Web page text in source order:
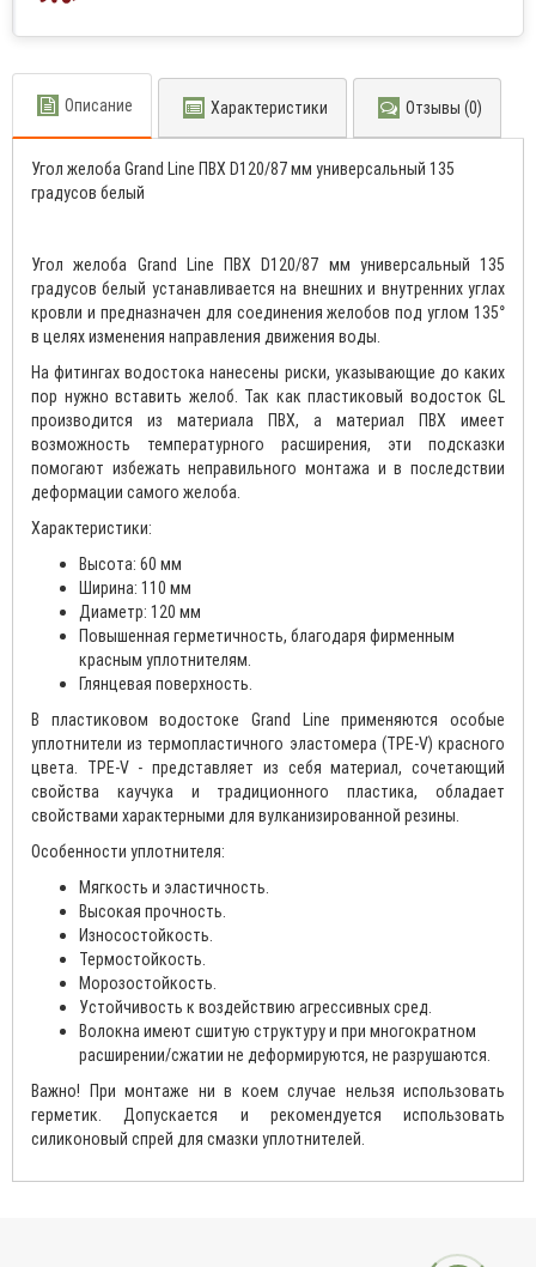
Описание Характеристики Отзывы (0)
Угол желоба Grand Line ПВХ D120/87 мм универсальный 135
градусов белый
Угол желоба Grand Line ПВХ D120/87 мм универсальный 135
градусов белый устанавливается на внешних и внутренних углах
кровли и предназначен для соединения желобов под углом 135°
в целях изменения направления движения воды.
На фитингах водостока нанесены риски, указывающие до каких
пор нужно вставить желоб. Так как пластиковый водосток GL
производится из материала ПВХ, а материал ПВХ имеет
возможность температурного расширения, эти подсказки
помогают избежать неправильного монтажа и в последствии
деформации самого желоба.
Характеристики:
Высота: 60 мм
Ширина: 110 мм
Диаметр: 120 мм
Повышенная герметичность, благодаря фирменным
красным уплотнителям.
Глянцевая поверхность.
В пластиковом водостоке Grand Line применяются особые
уплотнители из термопластичного эластомера (TPE-V) красного
цвета. TPE-V - представляет из себя материал, сочетающий
свойства каучука и традиционного пластика, обладает
свойствами характерными для вулканизированной резины.
Особенности уплотнителя:
Мягкость и эластичность.
Высокая прочность.
Износостойкость.
Термостойкость.
Морозостойкость.
Устойчивость к воздействию агрессивных сред.
Волокна имеют сшитую структуру и при многократном
расширении/сжатии не деформируются, не разрушаются.
Важно! При монтаже ни в коем случае нельзя использовать
герметик. Допускается и рекомендуется использовать
силиконовый спрей для смазки уплотнителей.